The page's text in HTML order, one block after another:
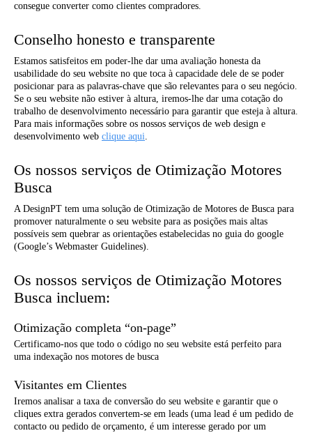
consegue converter como clientes compradores.
Conselho honesto e transparente
Estamos satisfeitos em poder-lhe dar uma avaliação honesta da
usabilidade do seu website no que toca à capacidade dele de se poder
posicionar para as palavras-chave que são relevantes para o seu negócio.
Se o seu website não estiver à altura, iremos-lhe dar uma cotação do
trabalho de desenvolvimento necessário para garantir que esteja à altura.
Para mais informações sobre os nossos serviços de web design e
desenvolvimento web clique aqui.
Os nossos serviços de Otimização Motores
Busca
A DesignPT tem uma solução de Otimização de Motores de Busca para
promover naturalmente o seu website para as posições mais altas
possíveis sem quebrar as orientações estabelecidas no guia do google
(Google’s Webmaster Guidelines).
Os nossos serviços de Otimização Motores
Busca incluem:
Otimização completa “on-page”
Certificamo-nos que todo o código no seu website está perfeito para
uma indexação nos motores de busca
Visitantes em Clientes
Iremos analisar a taxa de conversão do seu website e garantir que o
cliques extra gerados convertem-se em leads (uma lead é um pedido de
contacto ou pedido de orçamento, é um interesse gerado por um